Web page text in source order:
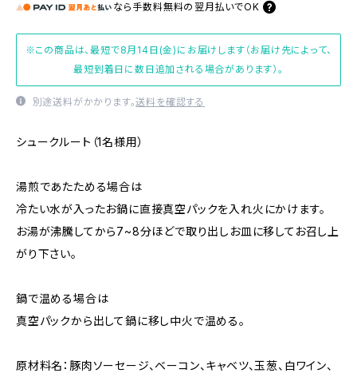
なら 手数料無料の 翌月払いでOK
※この商品は、最短で8月14日(金)にお届けします（お届け先によって、
最短到着日に数日追加される場合があります）。
別途送料がかかります。送料を確認する
シュークルート（1名様用）
湯煎であたためる場合は
冷たい水が入ったお鍋に直接真空パックを入れ火にかけます。
お湯が沸騰してから7~8分ほどで取り出しお皿に移してお召し上
がり下さい。
鍋で温める場合は
真空パックから出して鍋に移し中火で温める。
原材料名：豚肉ソーセージ、ベーコン、キャベツ、玉葱、白ワイン、